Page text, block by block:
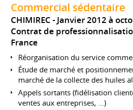
Commercial sédentaire
CHIMIREC
Janvier 2012 à
Contrat de
France
Réorganisation du service
Étude de marché et
marché de la collecte des huiles
Appels sortants (fidélisation
ventes aux entreprises, ...)